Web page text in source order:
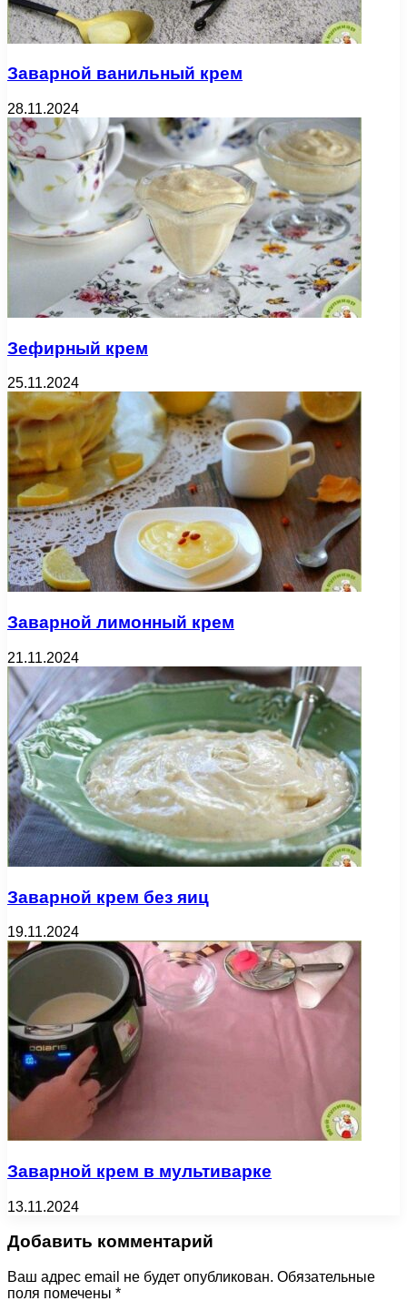
Заварной ванильный крем
28.11.2024
Зефирный крем
25.11.2024
Заварной лимонный крем
21.11.2024
Заварной крем без яиц
19.11.2024
Заварной крем в мультиварке
13.11.2024
Добавить комментарий
Ваш адрес email не будет опубликован. Обязательные
поля помечены *